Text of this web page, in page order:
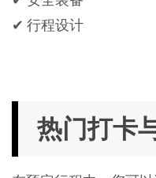
✔ 行程设计
热门打卡